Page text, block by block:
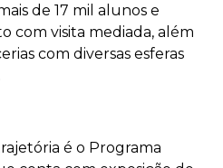
de 17 mil alunos e
com visita mediada, além
com diversas esferas
é o Programa